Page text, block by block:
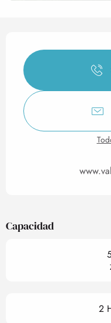
Horarios
Capacidad
2